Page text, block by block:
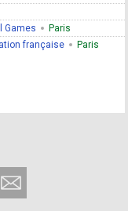
Games Paris
française Paris